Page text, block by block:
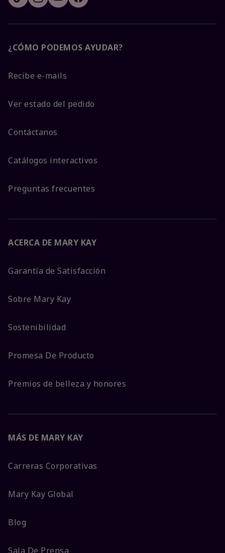
¿CÓMO PODEMOS AYUDAR?
Recibe e-mails
Ver estado del pedido
Contáctanos
Catálogos interactivos
Preguntas frecuentes
ACERCA DE MARY KAY
Garantía de Satisfacción
Sobre Mary Kay
Sostenibilidad
Promesa De Producto
Premios de belleza y honores
MÁS DE MARY KAY
Carreras Corporativas
Mary Kay Global
Blog
Sala De Prensa